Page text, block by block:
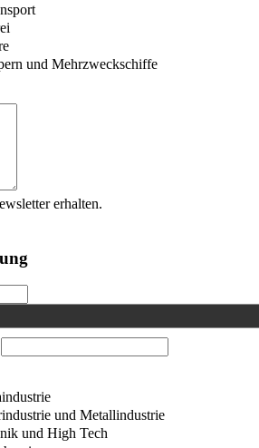
und Mehrzweckschiffe
erhalten.
und Metallindustrie
und High Tech